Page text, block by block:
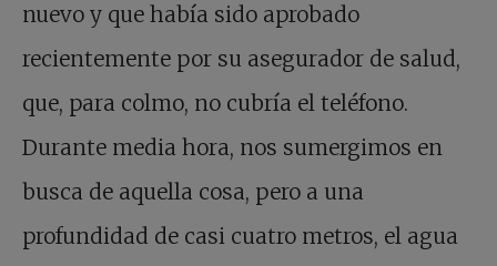
nuevo y que había sido aprobado
recientemente por su asegurador de salud,
que, para colmo, no cubría el teléfono.
Durante media hora, nos sumergimos en
busca de aquella cosa, pero a una
profundidad de casi cuatro metros, el agua